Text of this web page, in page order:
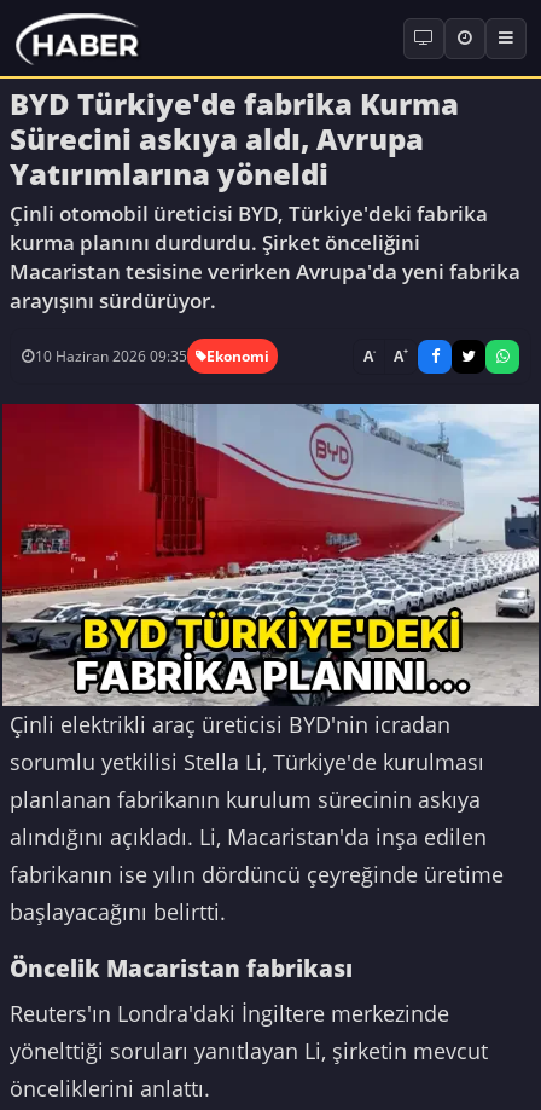
BYD Türkiye'de fabrika Kurma
Sürecini askıya aldı, Avrupa
Yatırımlarına yöneldi
Çinli otomobil üreticisi BYD, Türkiye'deki fabrika
kurma planını durdurdu. Şirket önceliğini
Macaristan tesisine verirken Avrupa'da yeni fabrika
arayışını sürdürüyor.
10 Haziran 2026 09:35 Ekonomi A- A+
Çinli elektrikli araç üreticisi BYD'nin icradan
sorumlu yetkilisi Stella Li, Türkiye'de kurulması
planlanan fabrikanın kurulum sürecinin askıya
alındığını açıkladı. Li, Macaristan'da inşa edilen
fabrikanın ise yılın dördüncü çeyreğinde üretime
başlayacağını belirtti.
Öncelik Macaristan fabrikası
Reuters'ın Londra'daki İngiltere merkezinde
yönelttiği soruları yanıtlayan Li, şirketin mevcut
önceliklerini anlattı.